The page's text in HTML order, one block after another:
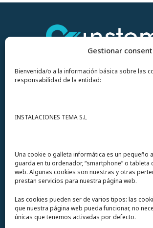
Gestionar
Bienvenida/o a la información básica sobre las
responsabilidad de la entidad:
INSTALACIONES TEMA S.L
Una cookie o galleta informática es un pequeño
guarda en tu ordenador, “smartphone” o
web. Algunas cookies son nuestras y otras
prestan servicios para nuestra página web.
Las cookies pueden ser de varios tipos: las
que nuestra página web pueda funcionar, no
únicas que tenemos activadas por defecto.
S.L. Avda del Mar 72
12200 Onda (Castellón)
Urgencias y whatsapp649